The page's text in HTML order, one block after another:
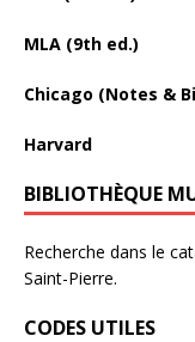
MLA (9th ed.)
Chicago (Notes &
Harvard
BIBLIOTHÈQUE
Recherche dans le
Saint-Pierre.
CODES UTILES